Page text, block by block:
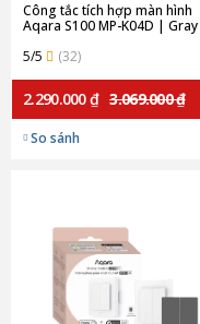
Công tắc tích hợp màn hình
Aqara S100 MP-K04D | Gray
5/5
(32)
2.290.000 ₫ 3.069.000 ₫
So sánh